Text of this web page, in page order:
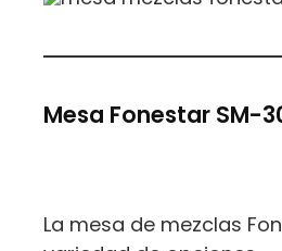
Mesa Fonestar SM-
La mesa de mezclas